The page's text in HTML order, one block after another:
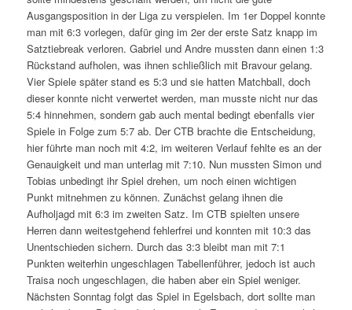
Ausgangsposition in der Liga zu verspielen. Im 1er Doppel konnte
man mit 6:3 vorlegen, dafür ging im 2er der erste Satz knapp im
Satztiebreak verloren. Gabriel und Andre mussten dann einen 1:3
Rückstand aufholen, was ihnen schließlich mit Bravour gelang.
Vier Spiele später stand es 5:3 und sie hatten Matchball, doch
dieser konnte nicht verwertet werden, man musste nicht nur das
5:4 hinnehmen, sondern gab auch mental bedingt ebenfalls vier
Spiele in Folge zum 5:7 ab. Der CTB brachte die Entscheidung,
hier führte man noch mit 4:2, im weiteren Verlauf fehlte es an der
Genauigkeit und man unterlag mit 7:10. Nun mussten Simon und
Tobias unbedingt ihr Spiel drehen, um noch einen wichtigen
Punkt mitnehmen zu können. Zunächst gelang ihnen die
Aufholjagd mit 6:3 im zweiten Satz. Im CTB spielten unsere
Herren dann weitestgehend fehlerfrei und konnten mit 10:3 das
Unentschieden sichern. Durch das 3:3 bleibt man mit 7:1
Punkten weiterhin ungeschlagen Tabellenführer, jedoch ist auch
Traisa noch ungeschlagen, die haben aber ein Spiel weniger.
Nächsten Sonntag folgt das Spiel in Egelsbach, dort sollte man